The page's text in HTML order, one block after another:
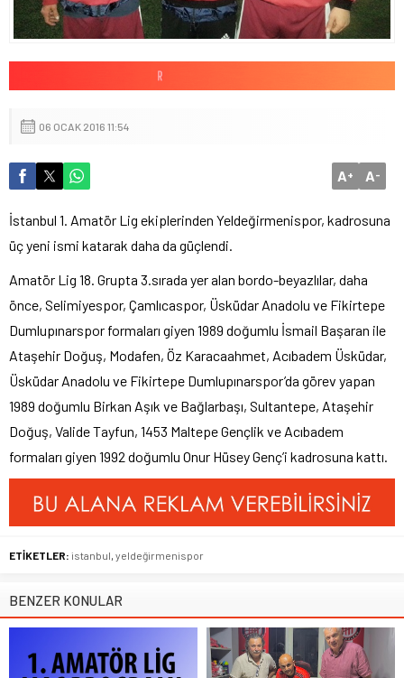
06 OCAK 2016 11:54
A+ A-
İstanbul 1. Amatör Lig ekiplerinden Yeldeğirmenispor, kadrosuna
üç yeni ismi katarak daha da güçlendi.
Amatör Lig 18. Grupta 3.sırada yer alan bordo-beyazlılar, daha
önce, Selimiyespor, Çamlıcaspor, Üsküdar Anadolu ve Fikirtepe
Dumlupınarspor formaları giyen 1989 doğumlu İsmail Başaran ile
Ataşehir Doğuş, Modafen, Öz Karacaahmet, Acıbadem Üsküdar,
Üsküdar Anadolu ve Fikirtepe Dumlupınarspor’da görev yapan
1989 doğumlu Birkan Aşık ve Bağlarbaşı, Sultantepe, Ataşehir
Doğuş, Valide Tayfun, 1453 Maltepe Gençlik ve Acıbadem
formaları giyen 1992 doğumlu Onur Hüsey Genç’i kadrosuna kattı.
ETİKETLER: istanbul yeldeğirmenispor
BENZER KONULAR